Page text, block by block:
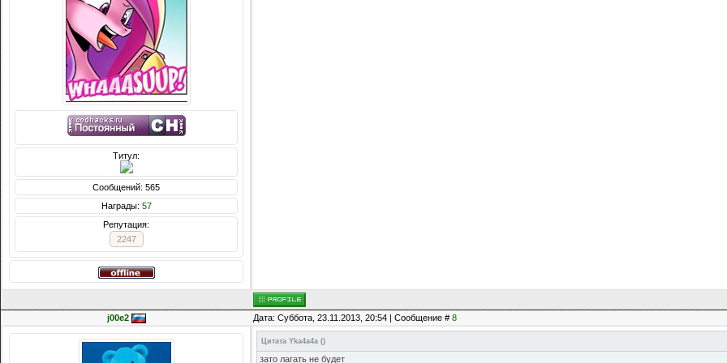
Титул:
Сообщений: 565
Награды: 57
Репутация:
2247
j00e2 Дата: Суббота, 23.11.2013, 20:54 | Сообщение # 8
Цитата Yka4a4a ()
зато лагать не будет